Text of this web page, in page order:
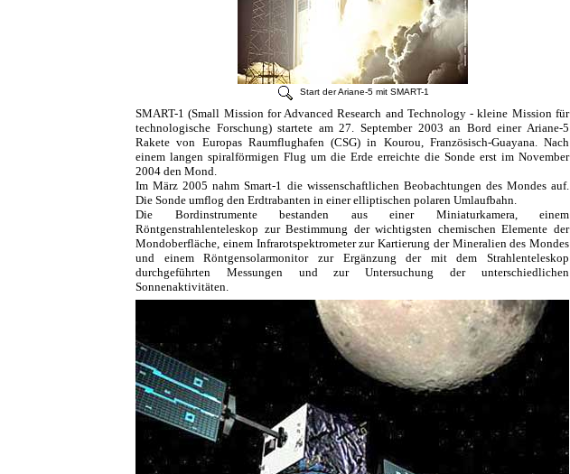
Start der Ariane-5 mit SMART-1
SMART-1 (Small Mission for Advanced Research and Technology - kleine Mission für
technologische Forschung) startete am 27. September 2003 an Bord einer Ariane-5
Rakete von Europas Raumflughafen (CSG) in Kourou, Französisch-Guayana. Nach
einem langen spiralförmigen Flug um die Erde erreichte die Sonde erst im November
2004 den Mond.
Im März 2005 nahm Smart-1 die wissenschaftlichen Beobachtungen des Mondes auf.
Die Sonde umflog den Erdtrabanten in einer elliptischen polaren Umlaufbahn.
Die Bordinstrumente bestanden aus einer Miniaturkamera, einem
Röntgenstrahlenteleskop zur Bestimmung der wichtigsten chemischen Elemente der
Mondoberfläche, einem Infrarotspektrometer zur Kartierung der Mineralien des Mondes
und einem Röntgensolarmonitor zur Ergänzung der mit dem Strahlenteleskop
durchgeführten Messungen und zur Untersuchung der unterschiedlichen
Sonnenaktivitäten.